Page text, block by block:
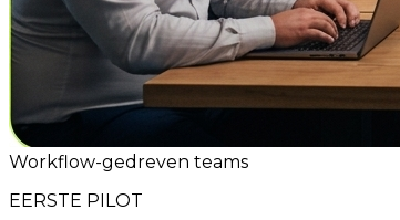
Workflow-gedreven teams
EERSTE PILOT